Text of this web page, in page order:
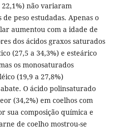
não variaram
peso estudadas. Apenas o
aumentou com a idade de
dos ácidos graxos saturados
(27,5 a 34,3%) e esteárico
os monosaturados
(19,9 a 27,8%)
O ácido polinsaturado
(34,2%) em coelhos com
sua composição química e
de coelho mostrou-se